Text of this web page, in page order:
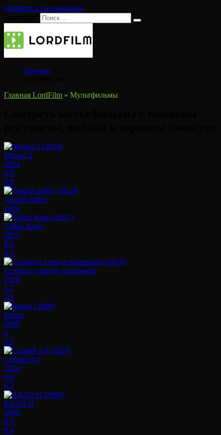
Перейти к содержанию
Новинки
Главная LordFilm » Мультфильмы
Моана 2
2024
6.9
6.8
Дикий робот
2024
Тайна Коко
2017
8.6
8.4
Сельма в городе призраков
2019
5.7
4.8
Вверх
2009
8
8.2
Гадкий я 4
2024
6.6
6.2
ВАЛЛ·И
2008
8.3
8.4